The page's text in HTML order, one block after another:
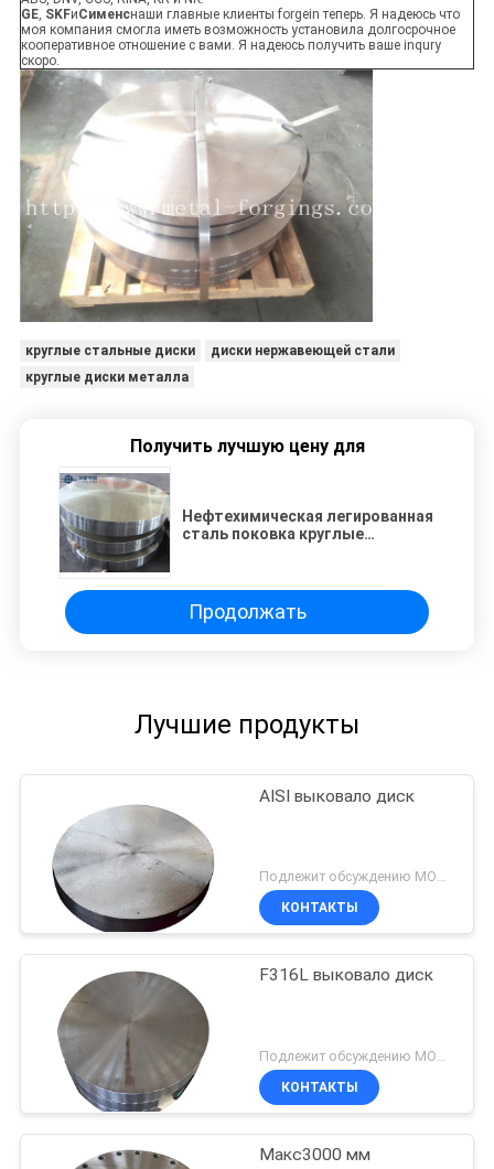
GE, SKFиСименснаши главные клиенты forgein теперь. Я надеюсь что
моя компания смогла иметь возможность установила долгосрочное
кооперативное отношение с вами. Я надеюсь получить ваше inqury
скоро.
круглые стальные диски
диски нержавеющей стали
круглые диски металла
Получить лучшую цену для
Нефтехимическая легированная
сталь поковка круглые
Продолжать
Лучшие продукты
AISI выковало диск
Подлежит обсуждению MOQ:1ПК
КОНТАКТЫ
F316L выковало диск
Подлежит обсуждению MOQ:1 ПК
КОНТАКТЫ
Макс3000 мм